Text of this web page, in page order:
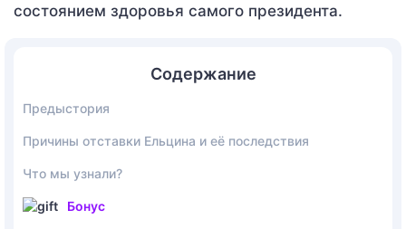
состоянием здоровья самого президента.
Содержание
Предыстория
Причины отставки Ельцина и её последствия
Что мы узнали?
Бонус